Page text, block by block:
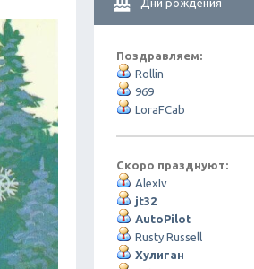
Дни рождения
Поздравляем:
Rollin
969
LoraFCab
Скоро празднуют:
AlexIv
jt32
AutoPilot
Rusty Russell
Хулиган